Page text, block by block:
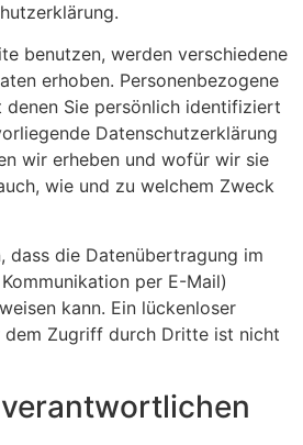
benutzen, werden verschiedene
erhoben. Personenbezogene
denen Sie persönlich identifiziert
Datenschutzerklärung
wir erheben und wofür wir sie
wie und zu welchem Zweck
dass die Datenübertragung im
per E-Mail)
kann. Ein lückenloser
dem Zugriff durch Dritte ist nicht